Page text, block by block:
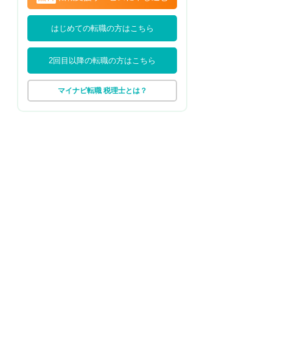
はじめての転職の方はこちら
2回目以降の転職の方はこちら
マイナビ転職 税理士とは？